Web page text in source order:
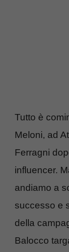
Tutto è
Meloni, ad
Ferragni
influencer.
andiamo a
successo e
della
Balocco